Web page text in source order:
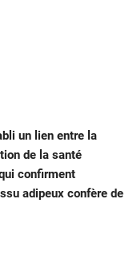
un lien entre la
de la santé
confirment
adipeux confère de